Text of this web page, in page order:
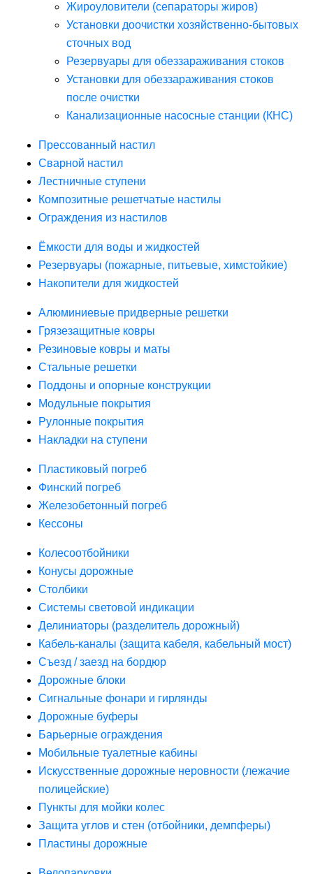
Жироуловители (сепараторы жиров)
Установки доочистки хозяйственно-бытовых
сточных вод
Резервуары для обеззараживания стоков
Установки для обеззараживания стоков
после очистки
Канализационные насосные станции (КНС)
Прессованный настил
Сварной настил
Лестничные ступени
Композитные решетчатые настилы
Ограждения из настилов
Ёмкости для воды и жидкостей
Резервуары (пожарные, питьевые, химстойкие)
Накопители для жидкостей
Алюминиевые придверные решетки
Грязезащитные ковры
Резиновые ковры и маты
Стальные решетки
Поддоны и опорные конструкции
Модульные покрытия
Рулонные покрытия
Накладки на ступени
Пластиковый погреб
Финский погреб
Железобетонный погреб
Кессоны
Колесоотбойники
Конусы дорожные
Столбики
Системы световой индикации
Делиниаторы (разделитель дорожный)
Кабель-каналы (защита кабеля, кабельный мост)
Съезд / заезд на бордюр
Дорожные блоки
Сигнальные фонари и гирлянды
Дорожные буферы
Барьерные ограждения
Мобильные туалетные кабины
Искусственные дорожные неровности (лежачие
полицейские)
Пункты для мойки колес
Защита углов и стен (отбойники, демпферы)
Пластины дорожные